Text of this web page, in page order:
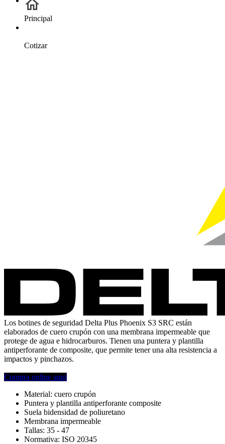
Principal
Cotizar
Los botines de seguridad Delta Plus Phoenix S3 SRC están
elaborados de cuero crupón con una membrana impermeable que
protege de agua e hidrocarburos. Tienen una puntera y plantilla
antiperforante de composite, que permite tener una alta resistencia a
impactos y pinchazos.
Compra online aquí
Material: cuero crupón
Puntera y plantilla antiperforante composite
Suela bidensidad de poliuretano
Membrana impermeable
Tallas: 35 - 47
Normativa: ISO 20345